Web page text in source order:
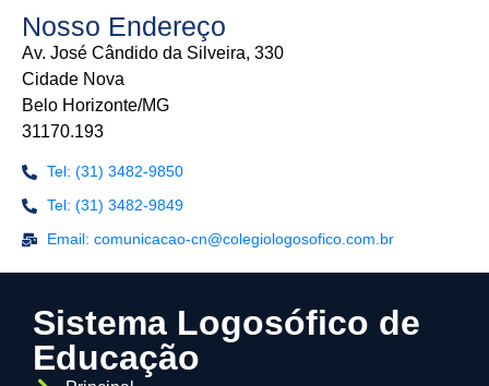
Nosso Endereço
Av. José Cândido da Silveira, 330
Cidade Nova
Belo Horizonte/MG
31170.193
Tel: (31) 3482-9850
Tel: (31) 3482-9849
Email: comunicacao-cn@colegiologosofico.com.br
Sistema Logosófico de
Educação